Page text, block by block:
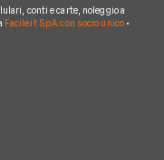
conti e carte, noleggio a
Facile.it S.p.A. con socio unico•